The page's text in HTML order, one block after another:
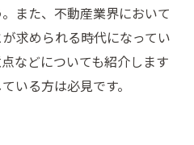
また、不動産業界において
求められる時代になってい
などについても紹介します
いる方は必見です。